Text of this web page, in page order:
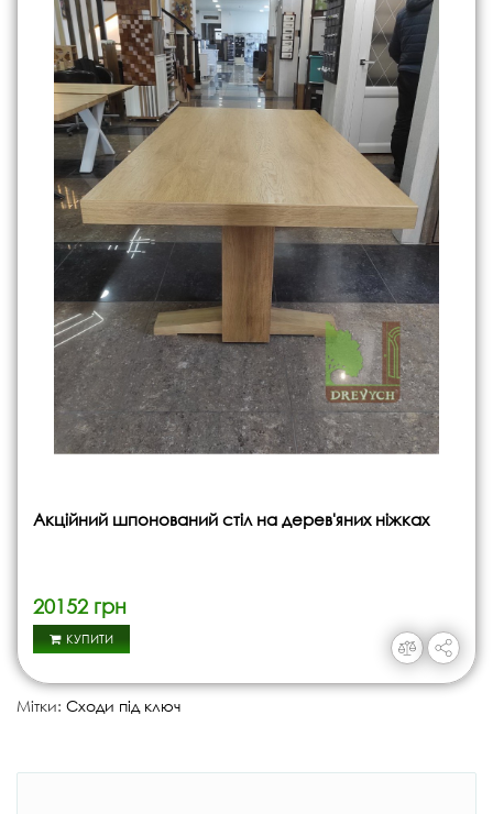
Акційний шпонований стіл на дерев'яних ніжках
20152 грн
КУПИТИ
Мітки: Сходи під ключ